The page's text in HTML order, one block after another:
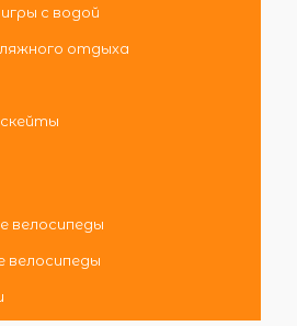
с водой
отдыха
велосипеды
велосипеды